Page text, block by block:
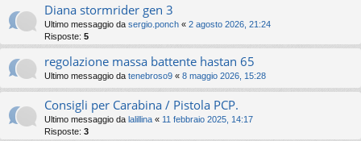
Diana stormrider gen 3
Ultimo messaggio da sergio.ponch « 2 agosto 2026, 21:24
Risposte: 5
regolazione massa battente hastan 65
Ultimo messaggio da tenebroso9 « 8 maggio 2026, 15:28
Consigli per Carabina / Pistola PCP.
Ultimo messaggio da lalillina « 11 febbraio 2025, 14:17
Risposte: 3